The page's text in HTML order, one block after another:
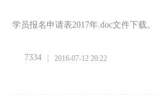
学员报名申请表2017年.doc文件下载。
7334 2016-07-12 20:22